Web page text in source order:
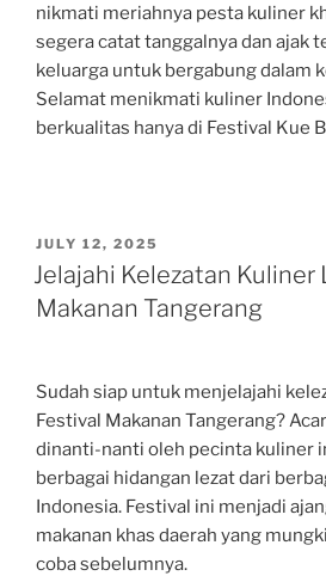
nikmati meriahnya pesta kuliner
segera catat tanggalnya dan ajak
keluarga untuk bergabung dalam
Selamat menikmati kuliner
berkualitas hanya di Festival Kue
POSTED
ON
JULY 12, 2025
Jelajahi Kelezatan Kuliner
Makanan Tangerang
Sudah siap untuk menjelajahi
Festival Makanan Tangerang?
dinanti-nanti oleh pecinta kuliner
berbagai hidangan lezat dari
Indonesia. Festival ini menjadi
makanan khas daerah yang
coba sebelumnya.